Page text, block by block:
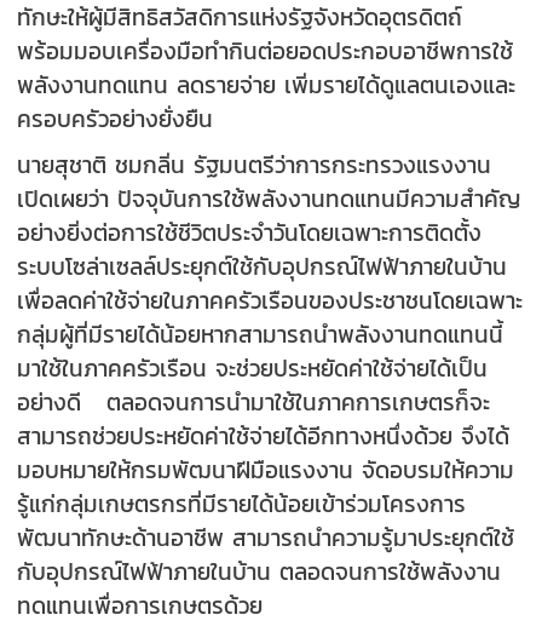
ทักษะให้ผู้มีสิทธิสวัสดิการแห่งรัฐจังหวัดอุตรดิตถ์
พร้อมมอบเครื่องมือทำกินต่อยอดประกอบอาชีพการใช้
พลังงานทดแทน ลดรายจ่าย เพิ่มรายได้ดูแลตนเองและ
ครอบครัวอย่างยั่งยืน
นายสุชาติ ชมกลิ่น รัฐมนตรีว่าการกระทรวงแรงงาน
เปิดเผยว่า ปัจจุบันการใช้พลังงานทดแทนมีความสำคัญ
อย่างยิ่งต่อการใช้ชีวิตประจำวันโดยเฉพาะการติดตั้ง
ระบบโซล่าเซลล์ประยุกต์ใช้กับอุปกรณ์ไฟฟ้าภายในบ้าน
เพื่อลดค่าใช้จ่ายในภาคครัวเรือนของประชาชนโดยเฉพาะ
กลุ่มผู้ที่มีรายได้น้อยหากสามารถนำพลังงานทดแทนนี้
มาใช้ในภาคครัวเรือน จะช่วยประหยัดค่าใช้จ่ายได้เป็น
อย่างดี ตลอดจนการนำมาใช้ในภาคการเกษตรก็จะ
สามารถช่วยประหยัดค่าใช้จ่ายได้อีกทางหนึ่งด้วย จึงได้
มอบหมายให้กรมพัฒนาฝีมือแรงงาน จัดอบรมให้ความ
รู้แก่กลุ่มเกษตรกรที่มีรายได้น้อยเข้าร่วมโครงการ
พัฒนาทักษะด้านอาชีพ สามารถนำความรู้มาประยุกต์ใช้
กับอุปกรณ์ไฟฟ้าภายในบ้าน ตลอดจนการใช้พลังงาน
ทดแทนเพื่อการเกษตรด้วย